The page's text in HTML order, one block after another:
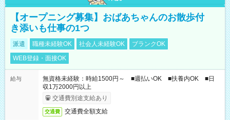
【オープニング募集】おばあちゃんのお散歩付
き添いも仕事の1つ
派遣 職種未経験OK 社会人未経験OK
ブランクOK
WEB登録・面接OK
給与
無資格未経験：時給1500円～ ■週払いOK ■扶養内OK ■日
収1万2000円以上
交通費別途支給あり
交通費 交通費全額支給